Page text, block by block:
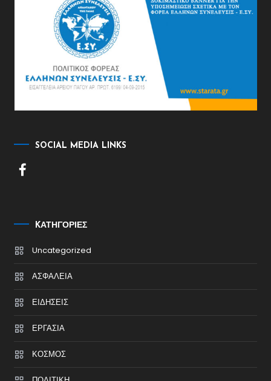
SOCIAL MEDIA LINKS
KΑΤΗΓΟΡΊΕΣ
Uncategorized
ΑΣΦΑΛΕΙΑ
ΕΙΔΗΣΕΙΣ
ΕΡΓΑΣΙΑ
ΚΟΣΜΟΣ